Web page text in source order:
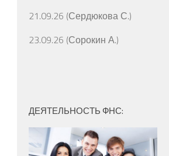
21.09.26 (Сердюкова С.)
23.09.26 (Сорокин А.)
ДЕЯТЕЛЬНОСТЬ ФНС: